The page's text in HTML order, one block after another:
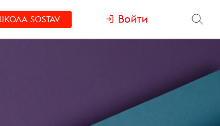
SOSTAV Войти